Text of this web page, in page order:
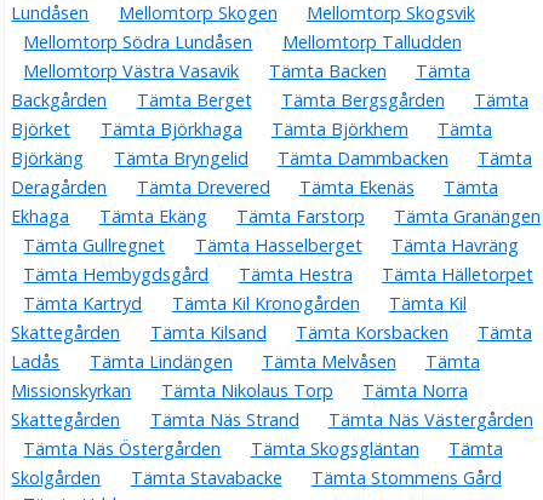
Lundåsen
Mellomtorp Skogen
Mellomtorp Skogsvik
Mellomtorp Södra Lundåsen
Mellomtorp Talludden
Mellomtorp Västra Vasavik
Tämta Backen
Tämta
Backgården
Tämta Berget Tämta Bergsgården
Tämta
Björket
Tämta Björkhaga Tämta Björkhem
Tämta
Björkäng
Tämta Bryngelid Tämta Dammbacken
Tämta
Deragården
Tämta Drevered Tämta Ekenäs
Tämta
Ekhaga
Tämta Ekäng Tämta Farstorp
Tämta Granängen
Tämta Gullregnet
Tämta Hasselberget
Tämta Havräng
Tämta Hembygdsgård
Tämta Hestra
Tämta Hälletorpet
Tämta Kartryd
Tämta Kil Kronogården
Tämta Kil
Skattegården
Tämta Kilsand Tämta Korsbacken
Tämta
Ladås
Tämta Lindängen Tämta Melvåsen
Tämta
Missionskyrkan
Tämta Nikolaus Torp
Tämta Norra
Skattegården
Tämta Näs Strand
Tämta Näs Västergården
Tämta Näs Östergården
Tämta Skogsgläntan
Tämta
Skolgården
Tämta Stavabacke
Tämta Stommens Gård